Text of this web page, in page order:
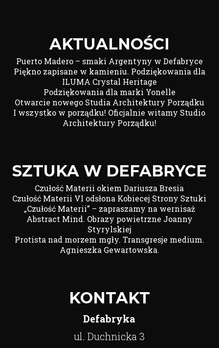
AKTUALNOŚCI
Puerto Madero – smaki Argentyny w Defabryce
Piękno zapisane w kamieniu. Podziękowania dla
ILUMA Crystal Heritage
Podziękowania dla marki Yonelle
Otwarcie nowego Studia Architektury Porządku
I wszystko w porządku! Oficjalnie witamy Studio
Architektury Porządku!
SZTUKA W DEFABRYCE
Czułość Materii okiem Dariusza Bresia
Czułość Materii VI odsłona Kobiecej Strony Sztuki
„Czułość Materii” – zapraszamy na wernisaż
Abstract Mind. Obrazy powietrzne Joanny
Styrylskiej
Protista nad morzem mgły. Transgresje medium.
Agnieszka Gewartowska.
KONTAKT
Defabryka
ul. Duchnicka 3